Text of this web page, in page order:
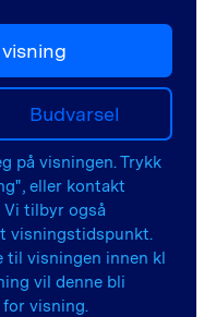
Budvarsel
på visningen. Trykk
eller kontakt
Vi tilbyr også
visningstidspunkt.
til visningen innen kl
vil denne bli
for visning.